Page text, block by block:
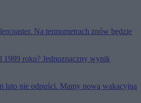
Na termometrach znów będzie
1989 roku? Jednoznaczny wynik
lato nie odpuści. Mamy nową wakacyjną